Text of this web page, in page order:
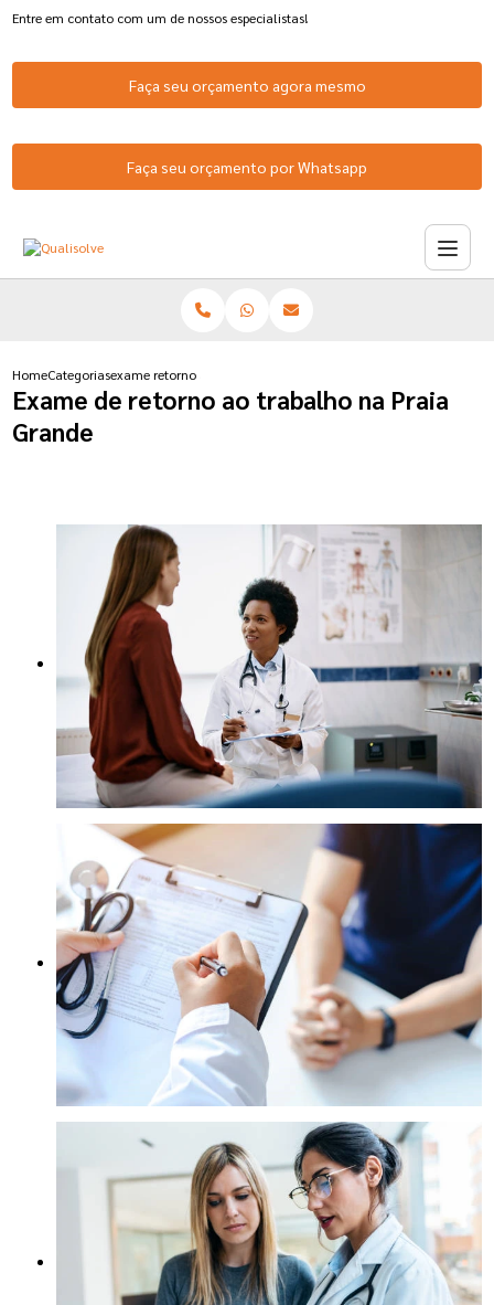
Entre em contato com um de nossos especialistas!
Faça seu orçamento agora mesmo
Faça seu orçamento por Whatsapp
HomeCategoriasexame retorno ao trabalho praia grande
Exame de retorno ao trabalho na Praia
Grande